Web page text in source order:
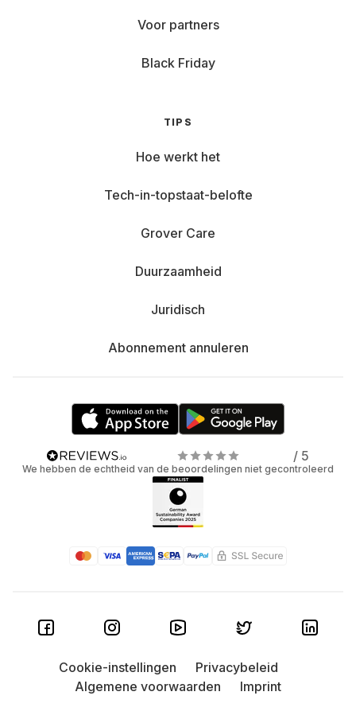
Voor partners
Black Friday
TIPS
Hoe werkt het
Tech-in-topstaat-belofte
Grover Care
Duurzaamheid
Juridisch
Abonnement annuleren
/ 5
We hebben de echtheid van de beoordelingen niet gecontroleerd
Cookie-instellingen
Privacybeleid
Algemene voorwaarden
Imprint